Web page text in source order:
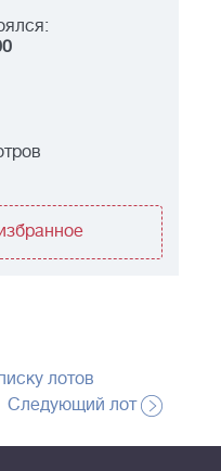
лотов
Следующий лот